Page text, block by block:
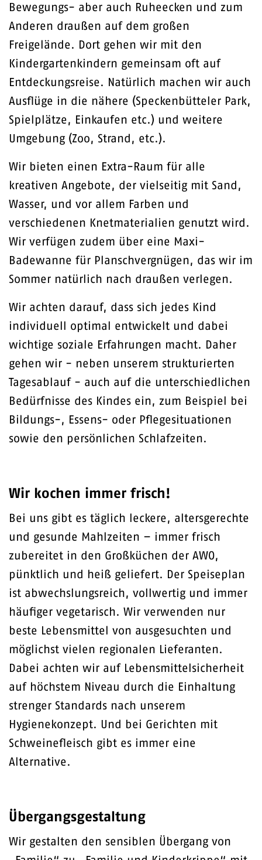
Bewegungs- aber auch Ruheecken und zum
Anderen draußen auf dem großen
Freigelände. Dort gehen wir mit den
Kindergartenkindern gemeinsam oft auf
Entdeckungsreise. Natürlich machen wir auch
Ausflüge in die nähere (Speckenbütteler Park,
Spielplätze, Einkaufen etc.) und weitere
Umgebung (Zoo, Strand, etc.).
Wir bieten einen Extra-Raum für alle
kreativen Angebote, der vielseitig mit Sand,
Wasser, und vor allem Farben und
verschiedenen Knetmaterialien genutzt wird.
Wir verfügen zudem über eine Maxi-
Badewanne für Planschvergnügen, das wir im
Sommer natürlich nach draußen verlegen.
Wir achten darauf, dass sich jedes Kind
individuell optimal entwickelt und dabei
wichtige soziale Erfahrungen macht. Daher
gehen wir - neben unserem strukturierten
Tagesablauf - auch auf die unterschiedlichen
Bedürfnisse des Kindes ein, zum Beispiel bei
Bildungs-, Essens- oder Pflegesituationen
sowie den persönlichen Schlafzeiten.
Wir kochen immer frisch!
Bei uns gibt es täglich leckere, altersgerechte
und gesunde Mahlzeiten – immer frisch
zubereitet in den Großküchen der AWO,
pünktlich und heiß geliefert. Der Speiseplan
ist abwechslungsreich, vollwertig und immer
häufiger vegetarisch. Wir verwenden nur
beste Lebensmittel von ausgesuchten und
möglichst vielen regionalen Lieferanten.
Dabei achten wir auf Lebensmittelsicherheit
auf höchstem Niveau durch die Einhaltung
strenger Standards nach unserem
Hygienekonzept. Und bei Gerichten mit
Schweinefleisch gibt es immer eine
Alternative.
Übergangsgestaltung
Wir gestalten den sensiblen Übergang von